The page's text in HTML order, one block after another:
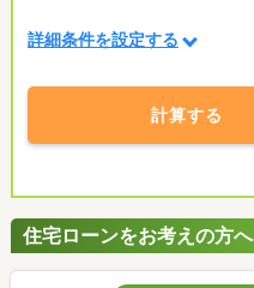
詳細条件を設定する
計算する
住宅ローンをお考えの方へ